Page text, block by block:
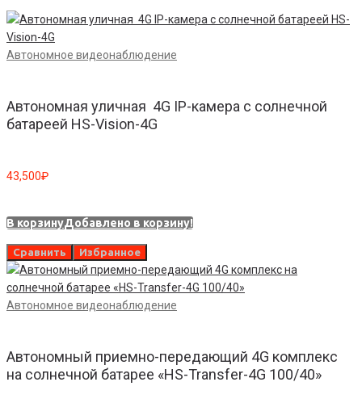
Автономное видеонаблюдение
Автономная уличная 4G IP-камера с солнечной
батареей HS-Vision-4G
43,500₽
В корзинуДобавлено в корзину!
Сравнить Избранное
Автономное видеонаблюдение
Автономный приемно-передающий 4G комплекс
на солнечной батарее «HS-Transfer-4G 100/40»